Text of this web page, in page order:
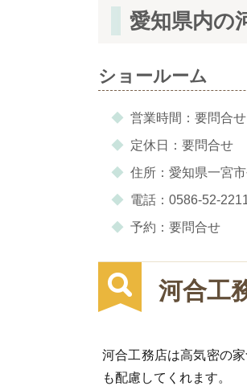
愛知県内の
ショールーム
営業時間：要問合せ
定休日：要問合せ
住所：愛知県一宮
電話：0586-52-
予約：要問合せ
河合工
河合工務店は高気密の
も配慮してくれます。